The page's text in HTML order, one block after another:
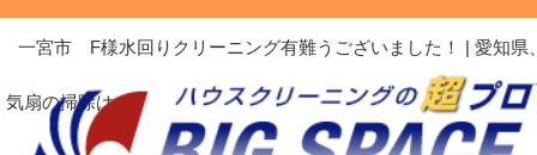
一宮市 F様水回りクリーニング有難うございました！ | 愛知県
気扇の掃除は…